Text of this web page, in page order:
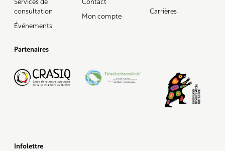
Services de
consultation
Événements
Contact
Mon compte
Carrières
Partenaires
Infolettre